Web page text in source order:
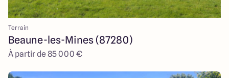
Terrain
Beaune-les-Mines (87280)
À partir de 85 000 €